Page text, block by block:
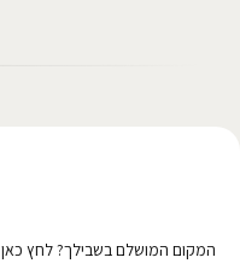
המקום המושלם בשבילך? לחץ כאן